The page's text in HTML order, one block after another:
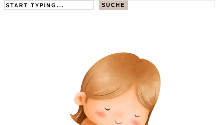
Search SUCHE